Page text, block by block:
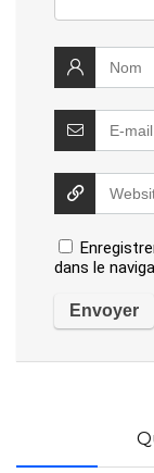
dans le